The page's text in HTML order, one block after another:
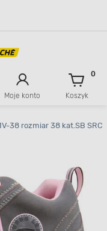
Moje konto Koszyk
0
38 rozmiar 38 kat.SB SRC